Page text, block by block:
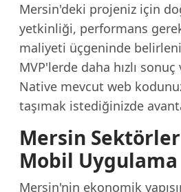
Mersin'deki projeniz için
yetkinliği, performans
maliyeti üçgeninde
MVP'lerde daha hızlı
Native mevcut web
taşımak istediğinizde
Mersin
Mobil
Mersin'nin ekonomik